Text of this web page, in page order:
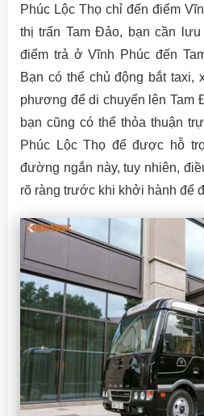
Phúc Lộc Thọ chỉ đến điểm
thị trấn Tam Đảo, bạn cần
điểm trả ở Vĩnh Phúc đến
Bạn có thể chủ động bắt taxi,
phương để di chuyển lên Tam
bạn cũng có thể thỏa thuận
Phúc Lộc Thọ để được hỗ
đường ngắn này, tuy nhiên,
rõ ràng trước khi khởi hành để